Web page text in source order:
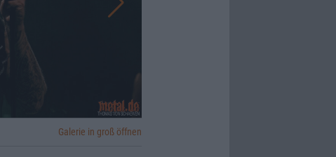
Galerie in groß öffnen